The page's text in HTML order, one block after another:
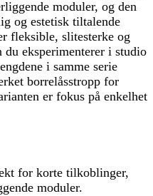
moduler, og den
og estetisk tiltalende
fleksible, slitesterke og
eksperimenterer i studio
i samme serie
borrelåsstropp for
er fokus på enkelhet
for korte tilkoblinger,
moduler.